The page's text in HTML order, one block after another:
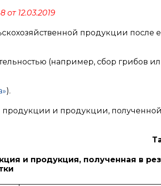
12.03.2019
продукции после
(например, сбор грибов
).
продукции и продукции,
и продукция, полученная в